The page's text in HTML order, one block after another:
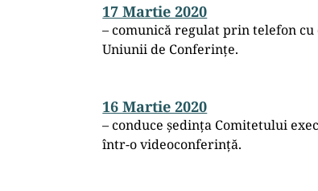
17 Martie 2020
– comunică regulat prin telefon
Uniunii de Conferințe.
16 Martie 2020
– conduce ședința Comitetului
într-o videoconferință.